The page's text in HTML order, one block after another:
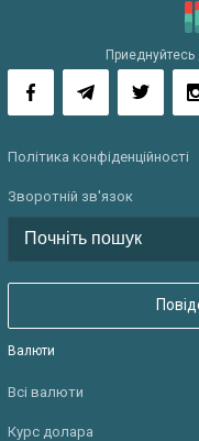
Політика конфіденційності
Зворотній зв'язок
Валюти
Всі валюти
Курс долара